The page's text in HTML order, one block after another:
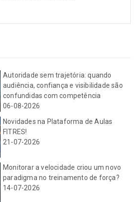
Autoridade sem trajetória: quando
audiência, confiança e visibilidade são
confundidas com competência
06-08-2026
Novidades na Plataforma de Aulas
FITRES!
21-07-2026
Monitorar a velocidade criou um novo
paradigma no treinamento de força?
14-07-2026